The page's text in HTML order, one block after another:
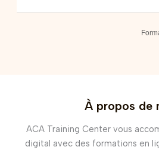
À propos de
ACA Training Center vous
digital avec des formations en